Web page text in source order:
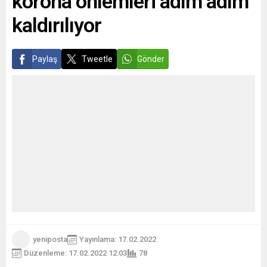
kaldırılıyor
Paylaş Tweetle Gönder
yeniposta
Yayınlama: 17.02.2022
Düzenleme: 17.02.2022 12:03
78